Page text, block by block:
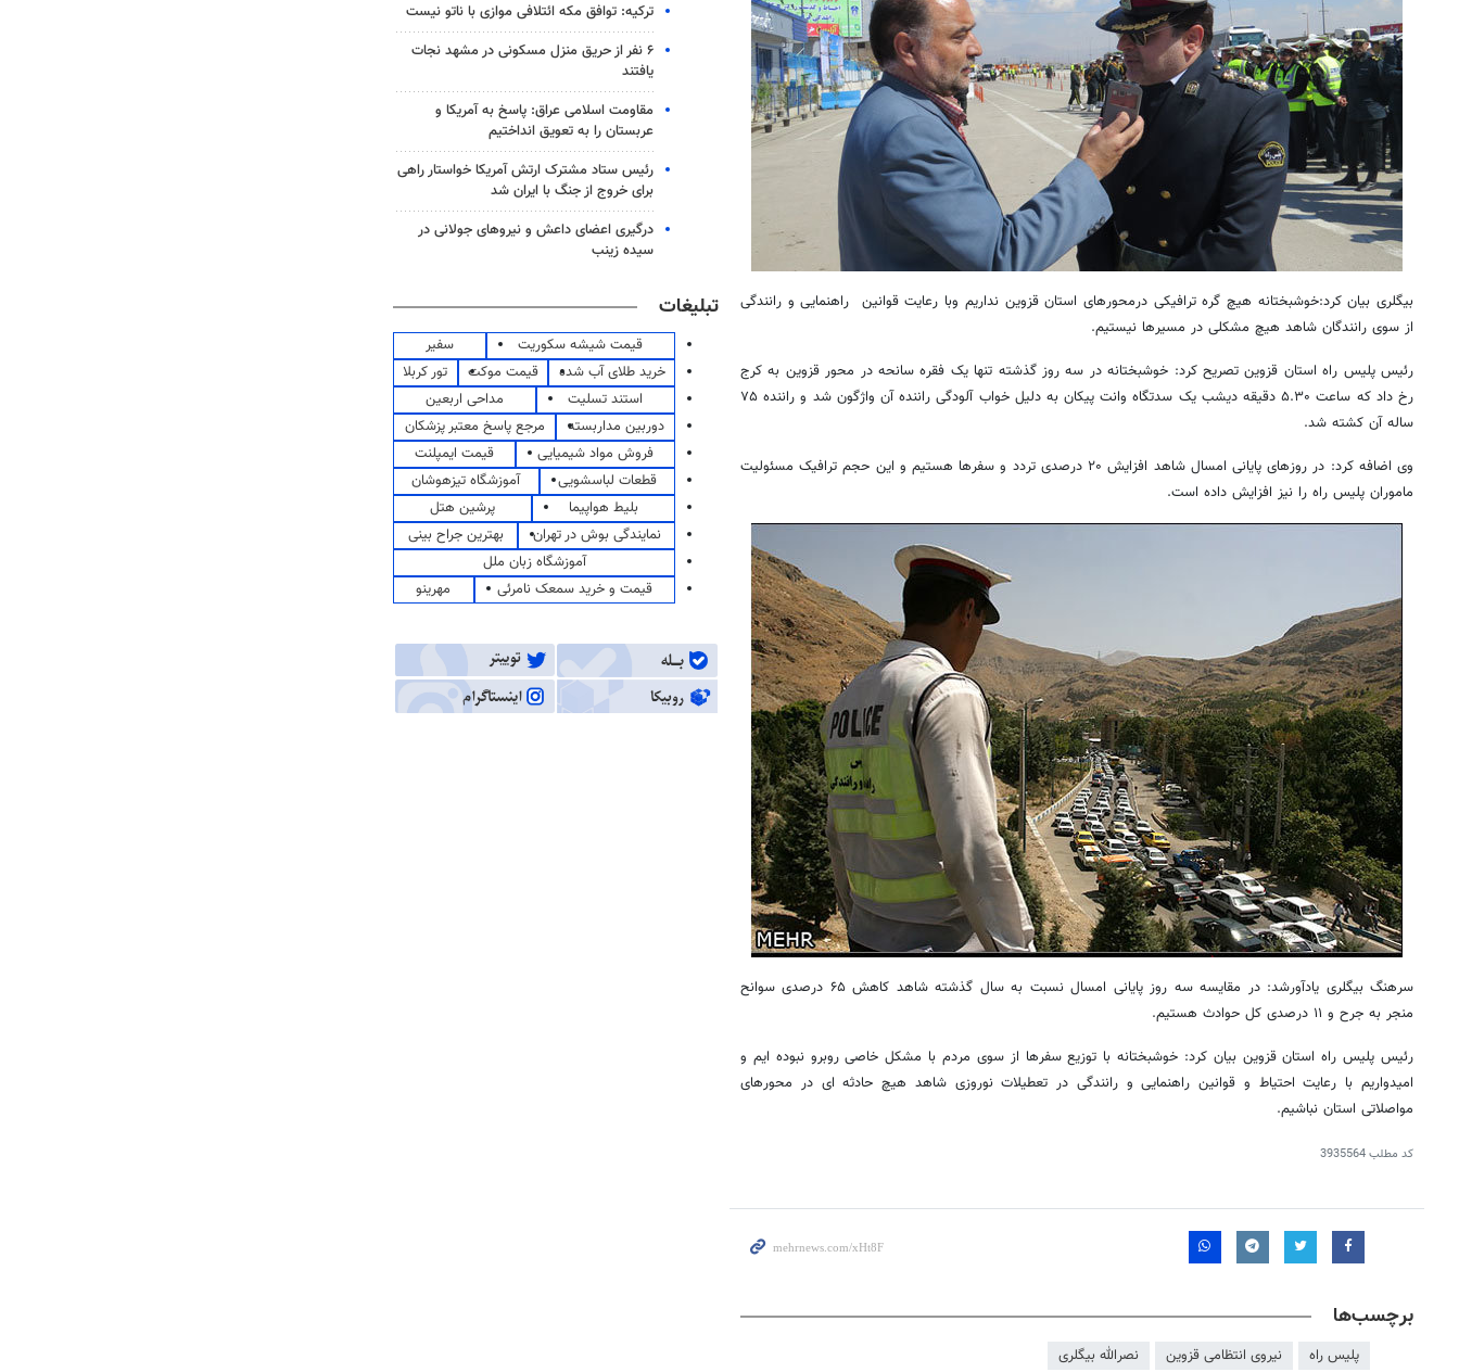
بیگلری بیان کرد:خوشبختانه هیچ گره ترافیکی درمحورهای استان قزوین نداریم وبا رعایت قوانین راهنمایی و رانندگی
از سوی رانندگان شاهد هیچ مشکلی در مسیرها نیستیم.
رئیس پلیس راه استان قزوین تصریح کرد: خوشبختانه در سه روز گذشته تنها یک فقره سانحه در محور قزوین به کرج
رخ داد که ساعت ۵.۳۰ دقیقه دیشب یک سدتگاه وانت پیکان به دلیل خواب آلودگی راننده آن واژگون شد و راننده ۷۵
ساله آن کشته شد.
وی اضافه کرد: در روزهای پایانی امسال شاهد افزایش ۲۰ درصدی تردد و سفرها هستیم و این حجم ترافیک مسئولیت
ماموران پلیس راه را نیز افزایش داده است.
سرهنگ بیگلری یادآورشد: در مقایسه سه روز پایانی امسال نسبت به سال گذشته شاهد کاهش ۶۵ درصدی سوانح
منجر به جرح و ۱۱ درصدی کل حوادث هستیم.
رئیس پلیس راه استان قزوین بیان کرد: خوشبختانه با توزیع سفرها از سوی مردم با مشکل خاصی روبرو نبوده ایم و
امیدواریم با رعایت احتیاط و قوانین راهنمایی و رانندگی در تعطیلات نوروزی شاهد هیچ حادثه ای در محورهای
مواصلاتی استان نباشیم.
کد مطلب3935564
برچسب‌ها
پلیس راه نیروی انتظامی قزوین نصرالله بیگلری
ترکیه: توافق مکه ائتلافی موازی با ناتو نیست
۶ نفر از حریق منزل مسکونی در مشهد نجات
یافتند
مقاومت اسلامی عراق: پاسخ به آمریکا و
عربستان را به تعویق انداختیم
رئیس ستاد مشترک ارتش آمریکا خواستار راهی
برای خروج از جنگ با ایران شد
درگیری اعضای داعش و نیروهای جولانی در
سیده زینب
تبلیغات
قیمت شیشه سکوریت
سفیر
خرید طلای آب شده
قیمت موکت
تور کربلا
استند تسلیت
مداحی اربعین
دوربین مداربسته
مرجع پاسخ معتبر پزشکان
فروش مواد شیمیایی
قیمت ایمپلنت
قطعات لباسشویی
آموزشگاه تیزهوشان
بلیط هواپیما
پرشین هتل
نمایندگی بوش در تهران
بهترین جراح بینی
آموزشگاه زبان ملل
قیمت و خرید سمعک نامرئی
مهرینو